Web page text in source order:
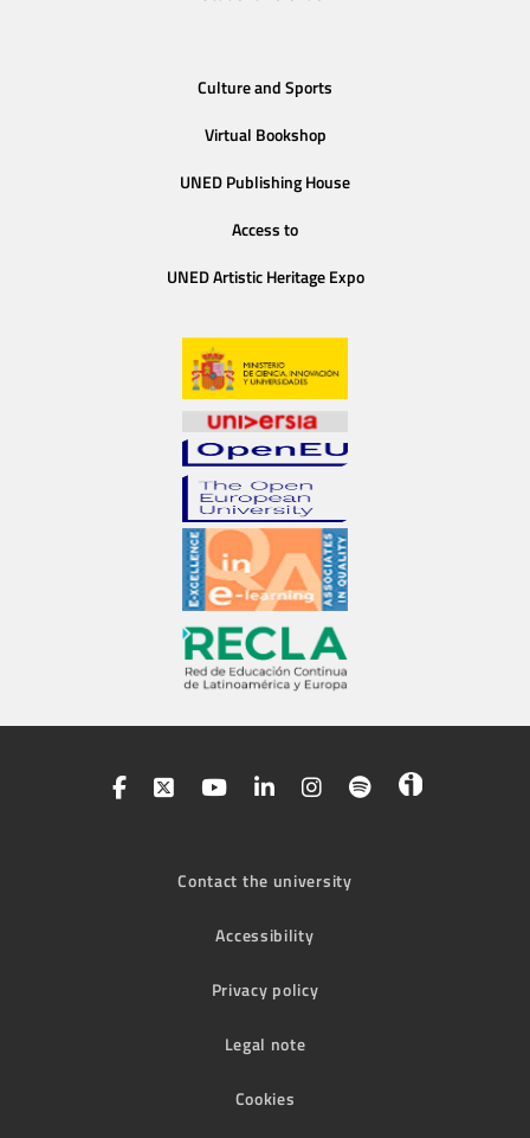
Culture and Sports
Virtual Bookshop
UNED Publishing House
Access to
UNED Artistic Heritage Expo
Contact the university
Accessibility
Privacy policy
Legal note
Cookies